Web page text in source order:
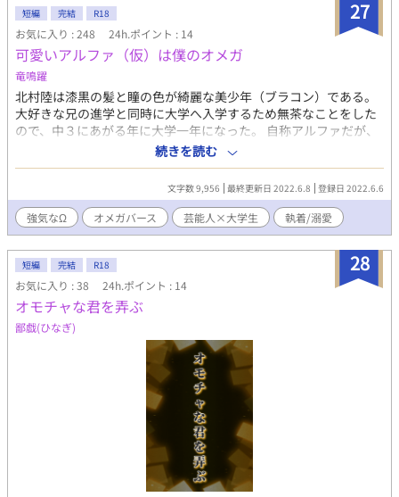
会った第二王子や、学園の生徒達を巻き込んで、ミカイルの想い
は暴走していく──── ※旧題「執着系幼馴染みの、絶対に叶え
たい６つの願い事。」
27
短編 完結 R18
お気に入り : 248 24h.ポイント : 14
可愛いアルファ（仮）は僕のオメガ
竜鳴躍
北村陸は漆黒の髪と瞳の色が綺麗な美少年（ブラコン）である。
大好きな兄の進学と同時に大学へ入学するため無茶なことをした
ので、中３にあがる年に大学一年になった。 自称アルファだが、
まだバース性が安定しない陸のことを、同じアルファの幼馴染は
求愛していて。 執着攻め（上位α）×強気受け（α（仮）→後天
Ω） 〇もう一つの運命の番 芸能人×大学生（陸の兄）も書きま
す。 ☆美貌のオメガは正体を隠すの主人公夫婦の次男カップルメ
インの短編。イチャイチャ、なれそめ補充話 ☆前作
https://www.alphapolis.co.jp/novel/355043923/438629718
続きを読む
文字数 9,956 最終更新日 2022.6.8 登録日 2022.6.6
強気なΩ オメガバース 芸能人×大学生 執着/溺愛
28
短編 完結 R18
お気に入り : 38 24h.ポイント : 14
オモチャな君を弄ぶ
鄙戯(ひなぎ)